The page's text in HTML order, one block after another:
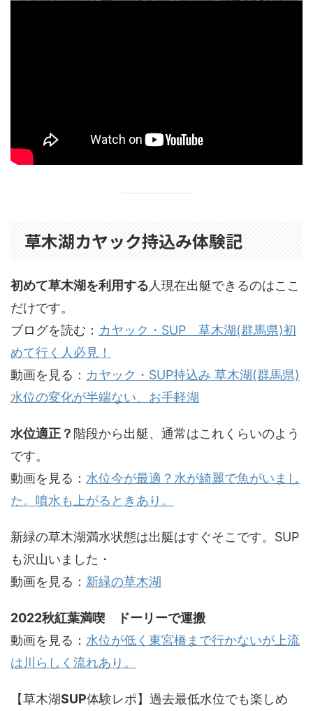
草木湖カヤック持込み体験記
初めて草木湖を利用する人現在出艇できるのはここ
だけです。
ブログを読む： カヤック・SUP 草木湖(群馬県)初
めて行く人必見！
動画を見る： カヤック・SUP持込み 草木湖(群馬県)
水位の変化が半端ない、お手軽湖
水位適正？ 階段から出艇、通常はこれくらいのよう
です。
動画を見る： 水位今が最適？水が綺麗で魚がいまし
た。噴水も上がるときあり。
新緑の草木湖満水状態は出艇はすぐそこです。SUP
も沢山いました・
動画を見る： 新緑の草木湖
2022秋紅葉満喫 ドーリーで運搬
動画を見る： 水位が低く東宮橋まで行かないが上流
は川らしく流れあり。
【草木湖SUP体験レポ】過去最低水位でも楽しめ